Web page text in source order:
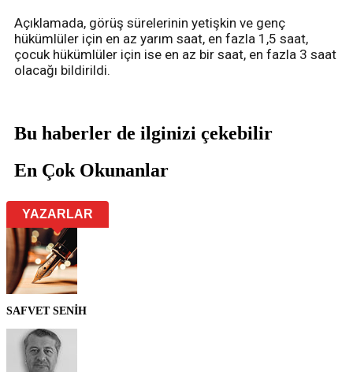
Açıklamada, görüş sürelerinin yetişkin ve genç
hükümlüler için en az yarım saat, en fazla 1,5 saat,
çocuk hükümlüler için ise en az bir saat, en fazla 3 saat
olacağı bildirildi.
Bu haberler de ilginizi çekebilir
En Çok Okunanlar
YAZARLAR
SAFVET SENİH